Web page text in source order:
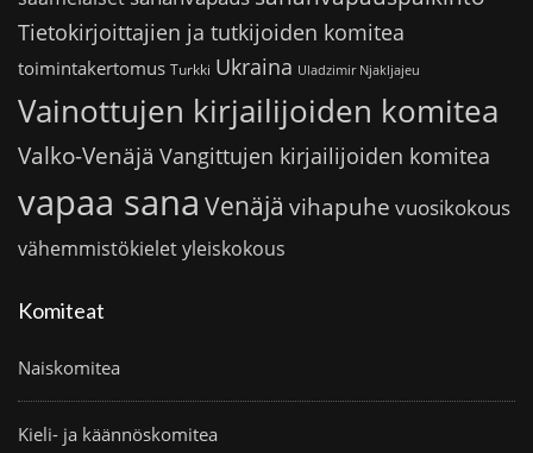
Tietokirjoittajien ja tutkijoiden komitea
toimintakertomus Turkki Ukraina Uladzimir Njakljajeu
Vainottujen kirjailijoiden komitea
Valko-Venäjä Vangittujen kirjailijoiden komitea
vapaa sana Venäjä vihapuhe vuosikokous
vähemmistökieletyleiskokous
Komiteat
Naiskomitea
Kieli- ja käännöskomitea